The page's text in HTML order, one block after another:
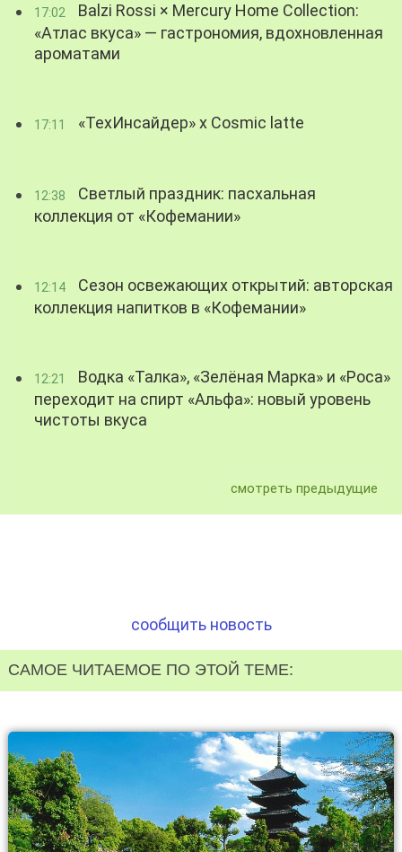
17:02
Balzi Rossi × Mercury Home Collection:
«Атлас вкуса» — гастрономия, вдохновленная
ароматами
17:11 «ТехИнсайдер» х Cosmic latte
12:38
Светлый праздник: пасхальная
коллекция от «Кофемании»
12:14
Сезон освежающих открытий: авторская
коллекция напитков в «Кофемании»
12:21
Водка «Талка», «Зелёная Марка» и «Роса»
переходит на спирт «Альфа»: новый уровень
чистоты вкуса
смотреть предыдущие
сообщить новость
САМОЕ ЧИТАЕМОЕ ПО ЭТОЙ ТЕМЕ: